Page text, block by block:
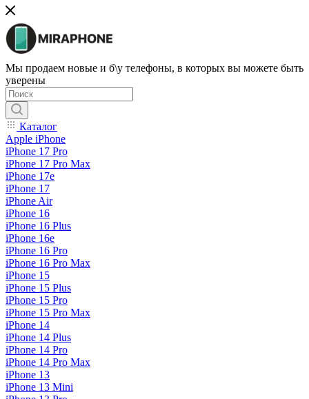
Мы продаем новые и б\у телефоны, в которых вы можете быть
уверены
Каталог
Apple iPhone
iPhone 17 Pro
iPhone 17 Pro Max
iPhone 17e
iPhone 17
iPhone Air
iPhone 16
iPhone 16 Plus
iPhone 16e
iPhone 16 Pro
iPhone 16 Pro Max
iPhone 15
iPhone 15 Plus
iPhone 15 Pro
iPhone 15 Pro Max
iPhone 14
iPhone 14 Plus
iPhone 14 Pro
iPhone 14 Pro Max
iPhone 13
iPhone 13 Mini